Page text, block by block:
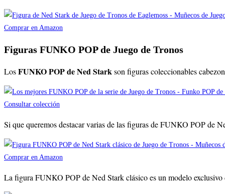
Comprar en Amazon
Figuras FUNKO POP de Juego de Tronos
LosFUNKO POP de Ned Starkson figuras coleccionables
Consultar colección
Si que queremos destacar varias de las figuras de FUNKO POP de
Comprar en Amazon
La figura FUNKO POP de Ned Stark clásico es un modelo